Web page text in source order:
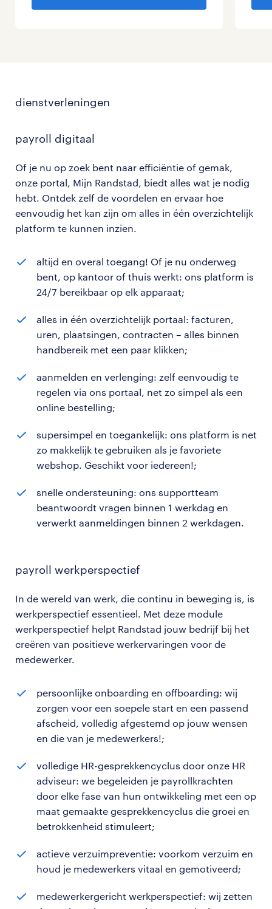
dienstverleningen
payroll digitaal
Of je nu op zoek bent naar efficiëntie of gemak,
onze portal, Mijn Randstad, biedt alles wat je nodig
hebt. Ontdek zelf de voordelen en ervaar hoe
eenvoudig het kan zijn om alles in één overzichtelijk
platform te kunnen inzien.
altijd en overal toegang! Of je nu onderweg
bent, op kantoor of thuis werkt: ons platform is
24/7 bereikbaar op elk apparaat;
alles in één overzichtelijk portaal: facturen,
uren, plaatsingen, contracten – alles binnen
handbereik met een paar klikken;
aanmelden en verlenging: zelf eenvoudig te
regelen via ons portaal, net zo simpel als een
online bestelling;
supersimpel en toegankelijk: ons platform is net
zo makkelijk te gebruiken als je favoriete
webshop. Geschikt voor iedereen!;
snelle ondersteuning: ons supportteam
beantwoordt vragen binnen 1 werkdag en
verwerkt aanmeldingen binnen 2 werkdagen.
payroll werkperspectief
In de wereld van werk, die continu in beweging is, is
werkperspectief essentieel. Met deze module
werkperspectief helpt Randstad jouw bedrijf bij het
creëren van positieve werkervaringen voor de
medewerker.
persoonlijke onboarding en offboarding: wij
zorgen voor een soepele start en een passend
afscheid, volledig afgestemd op jouw wensen
en die van je medewerkers!;
volledige HR-gesprekkencyclus door onze HR
adviseur: we begeleiden je payrollkrachten
door elke fase van hun ontwikkeling met een op
maat gemaakte gesprekkencyclus die groei en
betrokkenheid stimuleert;
actieve verzuimpreventie: voorkom verzuim en
houd je medewerkers vitaal en gemotiveerd;
medewerkergericht werkperspectief: wij zetten